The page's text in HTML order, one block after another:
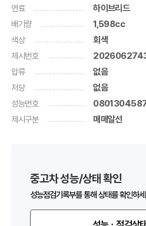
연료 하이브리드
배기량 1,598cc
색상 회색
제시번호
압류 없음
저당 없음
성능번호
제시구분 매매알선
중고차 성능/상태 확인
성능점검기록부를 통해 상태를 확인하